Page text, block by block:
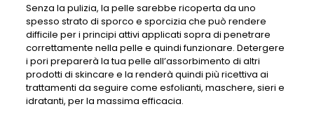
Senza la pulizia, la pelle sarebbe ricoperta da uno
spesso strato di sporco e sporcizia che può rendere
difficile per i principi attivi applicati sopra di penetrare
correttamente nella pelle e quindi funzionare. Detergere
i pori preparerà la tua pelle all’assorbimento di altri
prodotti di skincare e la renderà quindi più ricettiva ai
trattamenti da seguire come esfolianti, maschere, sieri e
idratanti, per la massima efficacia.